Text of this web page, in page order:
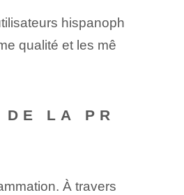
hispanoph
qualité et les mê
LA PR
À travers